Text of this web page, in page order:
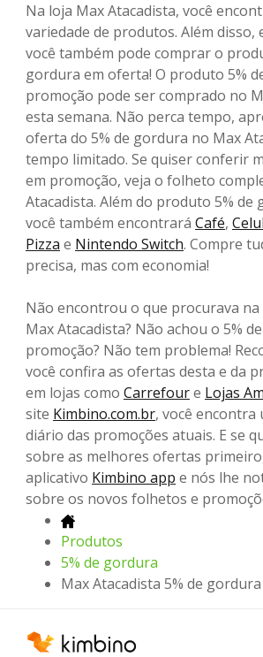
Na loja Max Atacadista, você
variedade de produtos. Além disso,
você também pode comprar o
gordura em oferta! O produto 5%
promoção pode ser comprado no
esta semana. Não perca tempo,
oferta do 5% de gordura no Max
tempo limitado. Se quiser conferir
em promoção, veja o folheto
Atacadista. Além do produto 5% de
você também encontrará Café,
Pizza e Nintendo Switch. Compre
precisa, mas com economia!
Não encontrou o que procurava
Max Atacadista? Não achou o 5%
promoção? Não tem problema!
você confira as ofertas desta e da
em lojas como Carrefoure Lojas
site Kimbino.com.br, você encontra
diário das promoções atuais. E se
sobre as melhores ofertas
aplicativo Kimbino app e nós lhe
sobre os novos folhetos e
Produtos
5% de gordura
Max Atacadista 5% de gordura